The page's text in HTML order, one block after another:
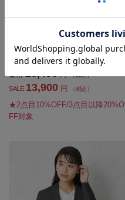
タンニットストレッチネイビー千鳥
ViVi通年【レディース】
OUTLET
価格 28,490 円 （税込）
SALE 13,900 円 （税込）
★2点目10%OFF/3点目以降20%O
FF対象